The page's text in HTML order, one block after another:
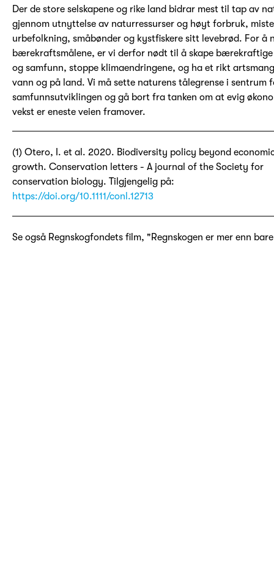
Der de store selskapene og rike land bidrar mest til tap av
gjennom utnyttelse av naturressurser og høyt forbruk,
urbefolkning, småbønder og kystfiskere sitt levebrød. For å
bærekraftsmålene, er vi derfor nødt til å skape
og samfunn, stoppe klimaendringene, og ha et rikt
vann og på land. Vi må sette naturens tålegrense i sentrum
samfunnsutviklingen og gå bort fra tanken om at evig
vekst er eneste veien framover.
(1) Otero, I. et al. 2020. Biodiversity policy beyond
growth. Conservation letters - A journal of the Society for
conservation biology. Tilgjengelig på:
https://doi.org/10.1111/conl.12713
Se også Regnskogfondets film, "Regnskogen er mer enn